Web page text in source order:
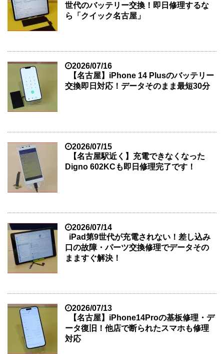
世代のバッテリー交換！即日修理するな
ら「クイック名古屋」
2026/07/16
【名古屋】iPhone 14 Plusのバッテリー
交換即日対応！データそのまま最短30分
2026/07/15
【名古屋駅近く】充電できなくなった
Digno 602KCも即日修理完了です！
2026/07/14
iPad第9世代が充電されない！差し込み
口の故障・パーツ交換修理でデータその
まますぐ解決！
2026/07/13
【名古屋】iPhone14Proの基板修理・デ
ータ復旧！他店で断られたスマホも修理
対応